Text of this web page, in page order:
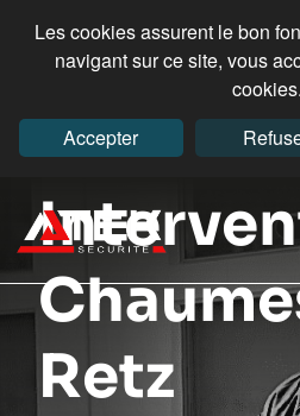
Les cookies assurent le bon
navigant sur ce site, vous
cookies.
Accepter
Retz